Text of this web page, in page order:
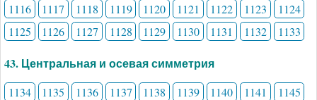
1116
1117 1118 1119 1120 1121 1122 1123
1124
1125
1126 1127 1128 1129 1130 1131 1132 1133
43. Центральная и осевая симметрия
1134 1135 1136 1137 1138 1139 1140 1141
1145